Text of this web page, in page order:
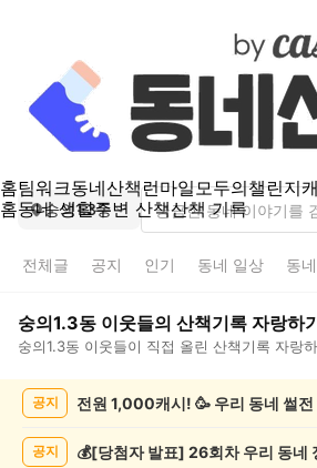
홈팀워크동네산책런마일모두의챌린지
홈동네 생활주변 산책산책 기록
숭의1.3동
전체글 공지 인기 동네 일상 동
숭의1.3동 이웃들의 산책기록 자랑하
숭의1.3동 이웃들이 직접 올린 산책기록 자랑
공지 전원 1,000캐시! 🥳 우리 동네 썰
공지